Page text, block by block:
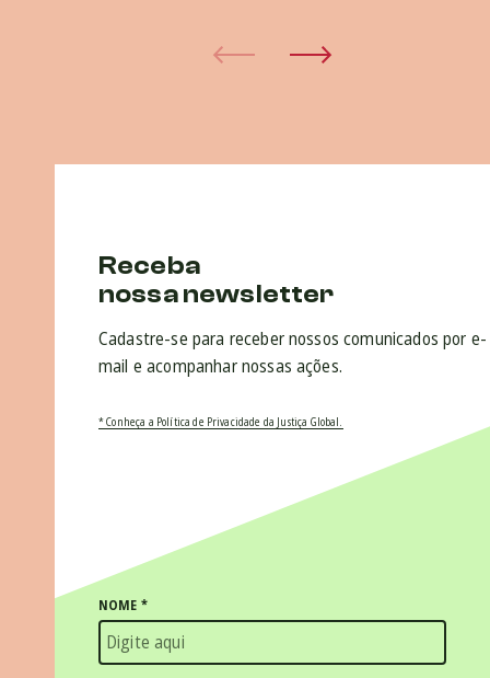
Receba
nossa newsletter
Cadastre-se para receber nossos comunicados por e-
mail e acompanhar nossas ações.
* Conheça a Política de Privacidade da Justiça Global.
NOME *